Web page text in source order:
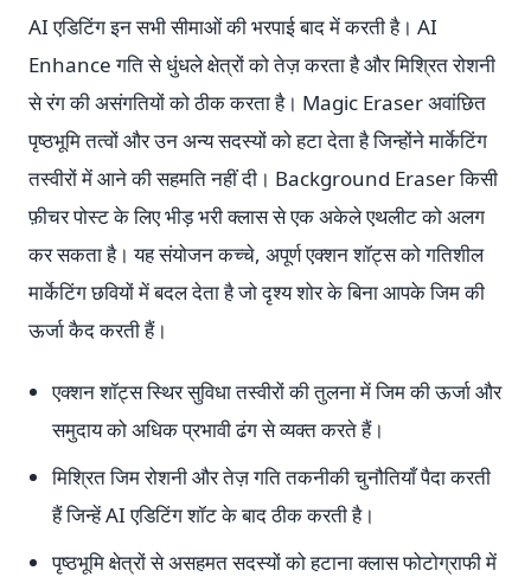
AI एडिटिंग इन सभी सीमाओं की भरपाई बाद में करती है। AI
Enhance गति से धुंधले क्षेत्रों को तेज़ करता है और मिश्रित रोशनी
से रंग की असंगतियों को ठीक करता है। Magic Eraser अवांछित
पृष्ठभूमि तत्वों और उन अन्य सदस्यों को हटा देता है जिन्होंने मार्केटिंग
तस्वीरों में आने की सहमति नहीं दी। Background Eraser किसी
फ़ीचर पोस्ट के लिए भीड़ भरी क्लास से एक अकेले एथलीट को अलग
कर सकता है। यह संयोजन कच्चे, अपूर्ण एक्शन शॉट्स को गतिशील
मार्केटिंग छवियों में बदल देता है जो दृश्य शोर के बिना आपके जिम की
ऊर्जा कैद करती हैं।
एक्शन शॉट्स स्थिर सुविधा तस्वीरों की तुलना में जिम की ऊर्जा और
समुदाय को अधिक प्रभावी ढंग से व्यक्त करते हैं।
मिश्रित जिम रोशनी और तेज़ गति तकनीकी चुनौतियाँ पैदा करती
हैं जिन्हें AI एडिटिंग शॉट के बाद ठीक करती है।
पृष्ठभूमि क्षेत्रों से असहमत सदस्यों को हटाना क्लास फोटोग्राफी में